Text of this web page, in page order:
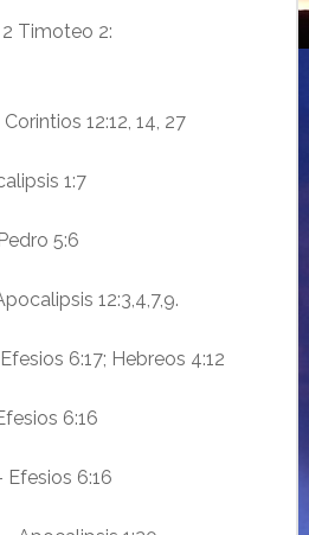
Timoteo 2:
12:12, 14, 27
1:7
5:6
12:3,4,7,9.
6:17; Hebreos 4:12
6:16
Efesios 6:16